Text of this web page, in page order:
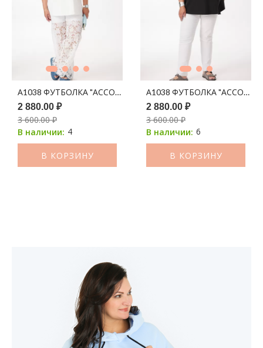
А1038 ФУТБОЛКА "АССОЛЬ" МОЛОКО
2 880.00 ₽
3 600.00 ₽
В наличии: 4
В КОРЗИНУ
А1038 ФУТБОЛКА "АССОЛЬ"
2 880.00 ₽
3 600.00 ₽
В наличии: 6
В КОРЗИНУ